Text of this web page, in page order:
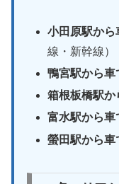
小田原駅から
線・新幹線）
鴨宮駅から車
箱根板橋駅
富水駅から車
螢田駅から車